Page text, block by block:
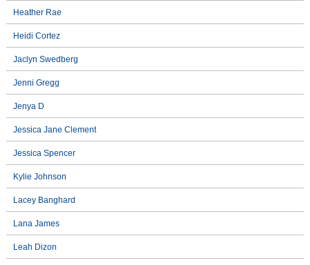
Heather Rae
Heidi Cortez
Jaclyn Swedberg
Jenni Gregg
Jenya D
Jessica Jane Clement
Jessica Spencer
Kylie Johnson
Lacey Banghard
Lana James
Leah Dizon